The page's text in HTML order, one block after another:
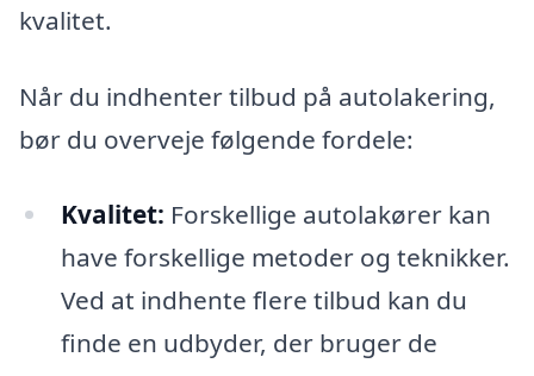
kvalitet.
Når du indhenter tilbud på autolakering,
bør du overveje følgende fordele:
Kvalitet: Forskellige autolakører kan
have forskellige metoder og teknikker.
Ved at indhente flere tilbud kan du
finde en udbyder, der bruger de